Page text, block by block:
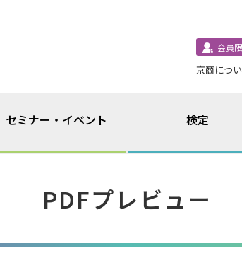
会員
京商につ
セミナー・イベント 検定
PDFプレビュー